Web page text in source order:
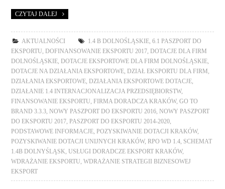
CZYTAJ DALEJ
AKTUALNOŚCI 1.4 B DOLNOŚLĄSKIE ,6.1 PASZPORT DO
EKSPORTU ,DOFINANSOWANIE EKSPORTU 2017 ,DOTACJE DLA FIRM
DOLNOŚLĄSKIE ,DOTACJE EKSPORTOWE DLA FIRM DOLNOŚLĄSKIE
DOTACJE NA DZIAŁANIA EKSPORTOWE ,DZIAŁ EKSPORTU DLA FIRM
DZIAŁANIA EKSPORTOWE ,DZIAŁANIA EKSPORTOWE DOTACJE
DZIAŁANIE 1.4 INTERNACJONALIZACJA PRZEDSIĘBIORSTW,
FINANSOWANIE EKSPORTU ,FIRMA DORADCZA KRAKÓW,GO TO
BRAND 3.3.3 ,NOWY PASZPORT DO EKSPORTU 2016 ,NOWY PASZPORT
DO EKSPORTU 2017 ,PASZPORT DO EKSPORTU 2014-2020
PODSTAWOWE INFORMACJE ,POZYSKIWANIE DOTACJI KRAKÓW,
POZYSKIWANIE DOTACJI UNIJNYCH KRAKÓW,RPO WD 1.4 SCHEMAT
1.4B DOLNYŚLĄSK ,USŁUGI DORADCZE EKSPORT KRAKÓW,
WDRAŻANIE EKSPORTU ,WDRAŻANIE STRATEGII BIZNESOWEJ
EKSPORT